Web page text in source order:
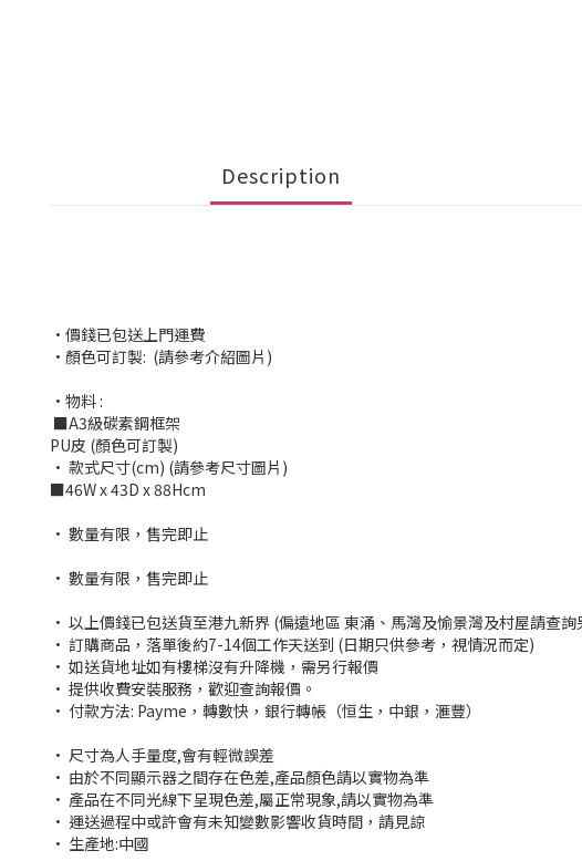
Description
•價錢已包送上門運費
•顏色可訂製: (請參考介紹圖片)
•物料 :
■A3級碳素鋼框架
PU皮 (顏色可訂製)
• 款式尺寸(cm) (請參考尺寸圖片)
■46W x 43D x 88Hcm
• 數量有限，售完即止
• 數量有限，售完即止
• 以上價錢已包送貨至港九新界 (偏遠地區 東涌、馬灣及愉景灣及村屋請查詢
• 訂購商品，落單後約7-14個工作天送到 (日期只供參考，視情況而定)
• 如送貨地址如有樓梯沒有升降機，需另行報價
• 提供收費安裝服務，歡迎查詢報價。
• 付款方法: Payme，轉數快，銀行轉帳（恒生，中銀，滙豐）
• 尺寸為人手量度,會有輕微誤差
• 由於不同顯示器之間存在色差,產品顏色請以實物為準
• 產品在不同光線下呈現色差,屬正常現象,請以實物為準
• 運送過程中或許會有未知變數影響收貨時間，請見諒
• 生產地:中國